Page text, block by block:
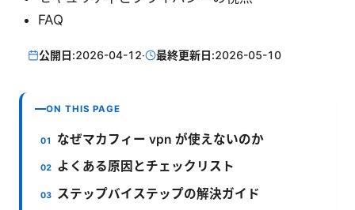
FAQ
公開日:2026-04-12· 最終更新日:2026-05-10
ON THIS PAGE
なぜマカフィー vpn が使えないのか
よくある原因とチェックリスト
ステップバイステップの解決ガイド